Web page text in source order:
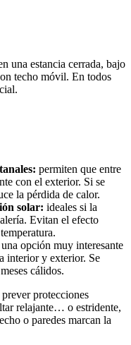
una estancia cerrada, bajo
techo móvil. En todos
permiten que entre
con el exterior. Si se
la pérdida de calor.
solar: ideales si la
Evitan el efecto
una opción muy interesante
interior y exterior. Se
cálidos.
protecciones
relajante… o estridente,
o paredes marcan la